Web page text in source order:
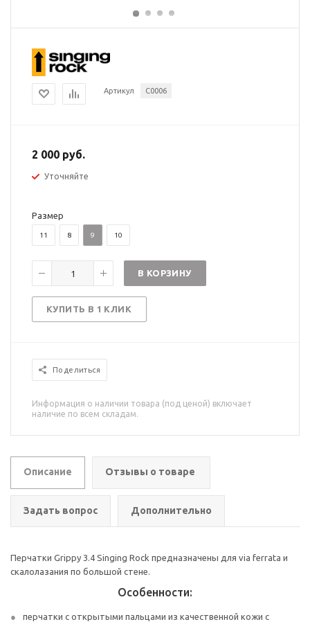
Артикул C0006
2 000 руб.
Уточняйте
Размер
11 8 9 10
В КОРЗИНУ
КУПИТЬ В 1 КЛИК
Поделиться
Информация о наличии товара (под ценой) включает
наличие по всем складам.
Описание Отзывы о товаре
Задать вопрос Дополнительно
Перчатки Grippy 3.4 Singing Rock предназначены для via ferrata и
скалолазания по большой стене.
Особенности:
перчатки с открытыми пальцами из качественной кожи с